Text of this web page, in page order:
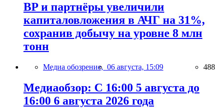
BP и партнёры увеличили
капиталовложения в АЧГ на 31%,
сохранив добычу на уровне 8 млн
тонн
Медиа обозрение, 06 августа, 15:09 488
Медиаобзор: С 16:00 5 августа до
16:00 6 августа 2026 года